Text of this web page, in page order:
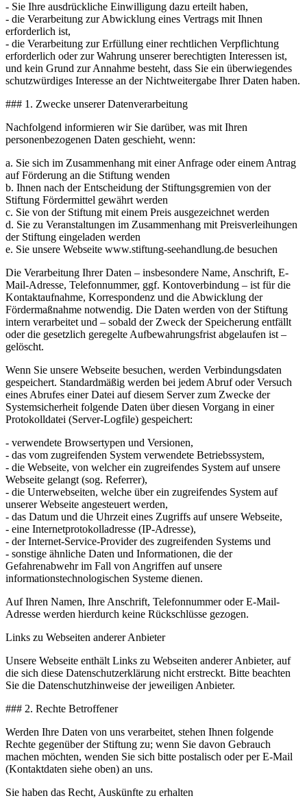
- Sie Ihre ausdrückliche Einwilligung dazu erteilt haben,
- die Verarbeitung zur Abwicklung eines Vertrags mit Ihnen
erforderlich ist,
- die Verarbeitung zur Erfüllung einer rechtlichen Verpflichtung
erforderlich oder zur Wahrung unserer berechtigten Interessen ist,
und kein Grund zur Annahme besteht, dass Sie ein überwiegendes
schutzwürdiges Interesse an der Nichtweitergabe Ihrer Daten haben.
### 1. Zwecke unserer Datenverarbeitung
Nachfolgend informieren wir Sie darüber, was mit Ihren
personenbezogenen Daten geschieht, wenn:
a. Sie sich im Zusammenhang mit einer Anfrage oder einem Antrag
auf Förderung an die Stiftung wenden
b. Ihnen nach der Entscheidung der Stiftungsgremien von der
Stiftung Fördermittel gewährt werden
c. Sie von der Stiftung mit einem Preis ausgezeichnet werden
d. Sie zu Veranstaltungen im Zusammenhang mit Preisverleihungen
der Stiftung eingeladen werden
e. Sie unsere Webseite www.stiftung-seehandlung.de besuchen
Die Verarbeitung Ihrer Daten – insbesondere Name, Anschrift, E-
Mail-Adresse, Telefonnummer, ggf. Kontoverbindung – ist für die
Kontaktaufnahme, Korrespondenz und die Abwicklung der
Fördermaßnahme notwendig. Die Daten werden von der Stiftung
intern verarbeitet und – sobald der Zweck der Speicherung entfällt
oder die gesetzlich geregelte Aufbewahrungsfrist abgelaufen ist –
gelöscht.
Wenn Sie unsere Webseite besuchen, werden Verbindungsdaten
gespeichert. Standardmäßig werden bei jedem Abruf oder Versuch
eines Abrufes einer Datei auf diesem Server zum Zwecke der
Systemsicherheit folgende Daten über diesen Vorgang in einer
Protokolldatei (Server-Logfile) gespeichert:
- verwendete Browsertypen und Versionen,
- das vom zugreifenden System verwendete Betriebssystem,
- die Webseite, von welcher ein zugreifendes System auf unsere
Webseite gelangt (sog. Referrer),
- die Unterwebseiten, welche über ein zugreifendes System auf
unserer Webseite angesteuert werden,
- das Datum und die Uhrzeit eines Zugriffs auf unsere Webseite,
- eine Internetprotokolladresse (IP-Adresse),
- der Internet-Service-Provider des zugreifenden Systems und
- sonstige ähnliche Daten und Informationen, die der
Gefahrenabwehr im Fall von Angriffen auf unsere
informationstechnologischen Systeme dienen.
Auf Ihren Namen, Ihre Anschrift, Telefonnummer oder E-Mail-
Adresse werden hierdurch keine Rückschlüsse gezogen.
Links zu Webseiten anderer Anbieter
Unsere Webseite enthält Links zu Webseiten anderer Anbieter, auf
die sich diese Datenschutzerklärung nicht erstreckt. Bitte beachten
Sie die Datenschutzhinweise der jeweiligen Anbieter.
### 2. Rechte Betroffener
Werden Ihre Daten von uns verarbeitet, stehen Ihnen folgende
Rechte gegenüber der Stiftung zu; wenn Sie davon Gebrauch
machen möchten, wenden Sie sich bitte postalisch oder per E-Mail
(Kontaktdaten siehe oben) an uns.
Sie haben das Recht, Auskünfte zu erhalten